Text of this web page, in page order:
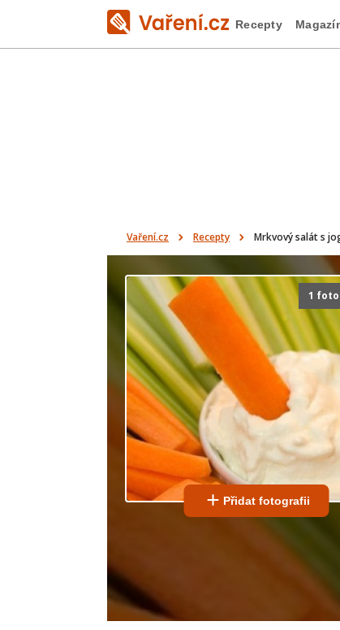
Recepty
Vaření.cz Recepty Mrkvový salát s
1
Přidat fotografii